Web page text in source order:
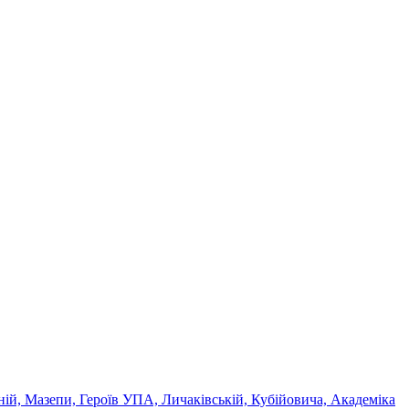
Мазепи, Героїв УПА, Личаківській, Кубійовича, Академіка